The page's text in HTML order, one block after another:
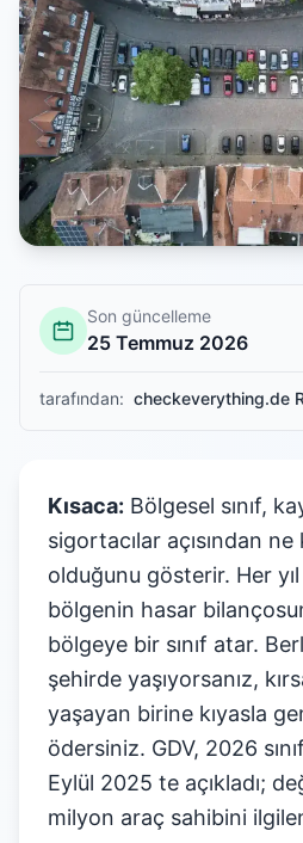
Son güncelleme
25 Temmuz 2026
tarafından: checkeverything.de
Kısaca: Bölgesel sınıf,
sigortacılar açısından
olduğunu gösterir. Her yıl
bölgenin hasar
bölgeye bir sınıf atar.
şehirde yaşıyorsanız,
yaşayan birine kıyasla
ödersiniz. GDV, 2026
Eylül 2025 te açıkladı;
milyon araç sahibini